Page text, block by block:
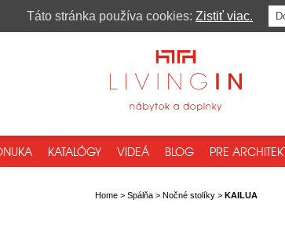
KATALÓGY VIDEÁ BLOG PRE
Home> Spálňa> Nočné stolíky> KAILUA
Táto stránka používa cookies: Zistiť viac.